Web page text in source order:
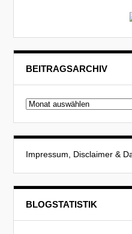
BEITRAGSARCHIV
Beitragsarchiv
Impressum, Disclaimer &
BLOGSTATISTIK